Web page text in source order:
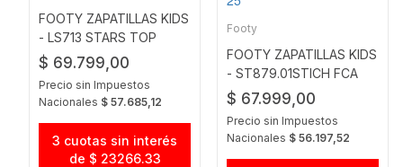
FOOTY ZAPATILLAS KIDS
- LS713 STARS TOP
ROSA
$ 69.799,00
Precio sin Impuestos
Nacionales $ 57.685,12
3 cuotas sin interés
de $ 23266.33
Footy
FOOTY ZAPATILLAS KIDS
- ST879.01STICH FCA
$ 67.999,00
Precio sin Impuestos
Nacionales $ 56.197,52